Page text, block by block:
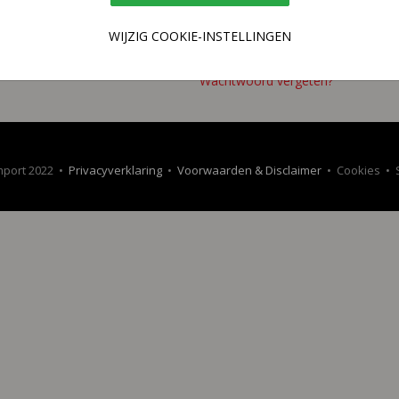
WIJZIG COOKIE-INSTELLINGEN
Wachtwoord vergeten?
2022 • Privacyverklaring• Voorwaarden & Disclaimer• Cookies •